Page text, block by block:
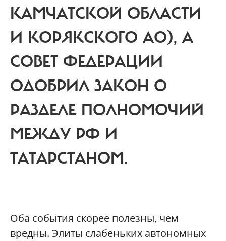
КАМЧАТСКОЙ ОБЛАСТИ
И КОРЯКСКОГО АО), А
СОВЕТ ФЕДЕРАЦИИ
ОДОБРИЛ ЗАКОН О
РАЗДЕЛЕ ПОЛНОМОЧИЙ
МЕЖДУ РФ И
ТАТАРСТАНОМ.
Оба события скорее полезны, чем
вредны. Элиты слабеньких автономных